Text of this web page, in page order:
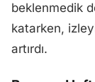
beklenmedik
katarken,
artırdı.